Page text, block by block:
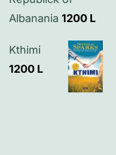
Albanania 1200 L
Kthimi
1200 L